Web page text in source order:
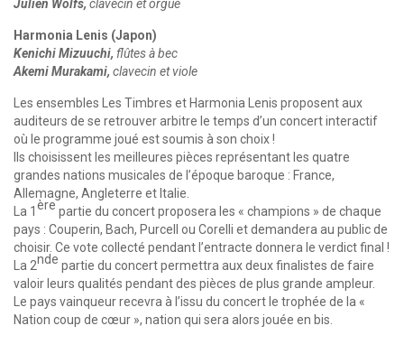
Julien Wolfs, clavecin et orgue
Harmonia Lenis (Japon)
Kenichi Mizuuchi, flûtes à bec
Akemi Murakami, clavecin et viole
Les ensembles Les Timbres et Harmonia Lenis proposent aux
auditeurs de se retrouver arbitre le temps d’un concert interactif
où le programme joué est soumis à son choix !
Ils choisissent les meilleures pièces représentant les quatre
grandes nations musicales de l’époque baroque : France,
Allemagne, Angleterre et Italie.
La 1 ère partie du concert proposera les « champions » de chaque
pays : Couperin, Bach, Purcell ou Corelli et demandera au public de
choisir. Ce vote collecté pendant l’entracte donnera le verdict final !
La 2nde partie du concert permettra aux deux finalistes de faire
valoir leurs qualités pendant des pièces de plus grande ampleur.
Le pays vainqueur recevra à l’issu du concert le trophée de la «
Nation coup de cœur », nation qui sera alors jouée en bis.